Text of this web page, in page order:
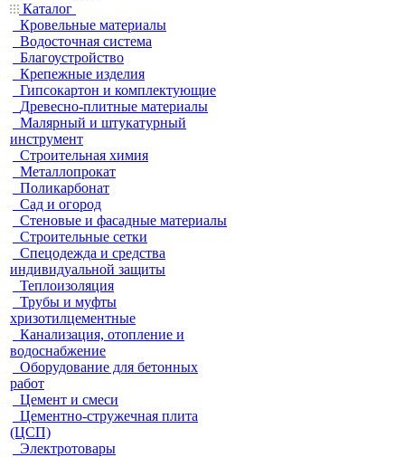
Каталог
Кровельные материалы
Водосточная система
Благоустройство
Крепежные изделия
Гипсокартон и комплектующие
Древесно-плитные материалы
Малярный и штукатурный
инструмент
Строительная химия
Металлопрокат
Поликарбонат
Сад и огород
Стеновые и фасадные материалы
Строительные сетки
Спецодежда и средства
индивидуальной защиты
Теплоизоляция
Трубы и муфты
хризотилцементные
Канализация, отопление и
водоснабжение
Оборудование для бетонных
работ
Цемент и смеси
Цементно-стружечная плита
(ЦСП)
Электротовары